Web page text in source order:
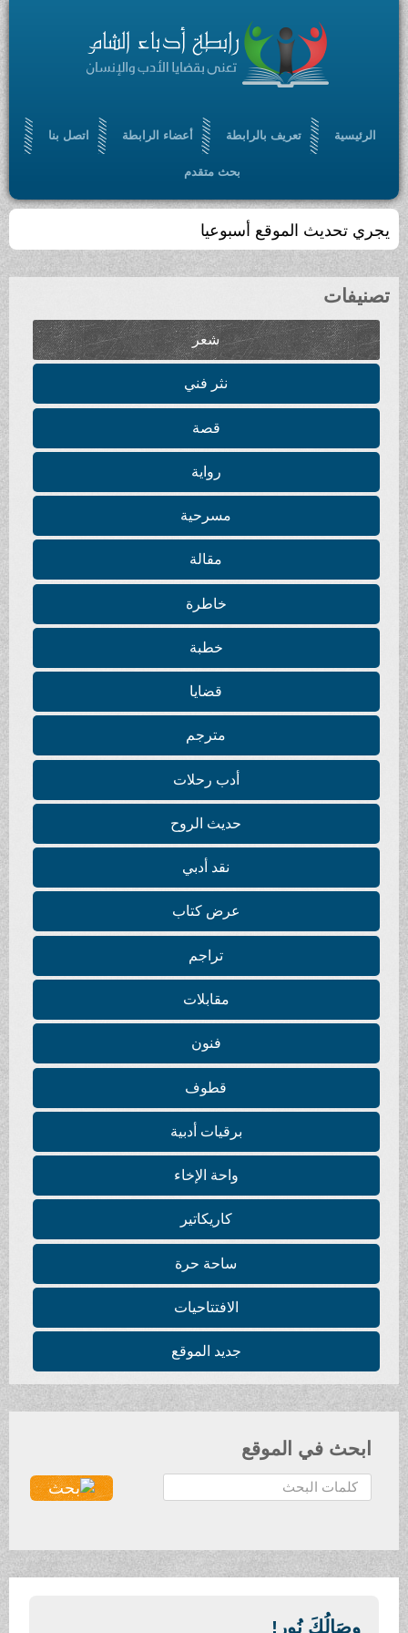
الرئيسية تعريف بالرابطة أعضاء الرابطة اتصل بنا
بحث متقدم
يجري تحديث الموقع أسبوعيا
تصنيفات
شعر
نثر فني
قصة
رواية
مسرحية
مقالة
خاطرة
خطبة
قضايا
مترجم
أدب رحلات
حديث الروح
نقد أدبي
عرض كتاب
تراجم
مقابلات
فنون
قطوف
برقيات أدبية
واحة الإخاء
كاريكاتير
ساحة حرة
الافتتاحيات
جديد الموقع
ابحث في الموقع
ح
ث
وِصَالُكَ نُور!